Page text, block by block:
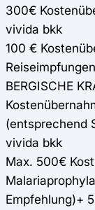
300€
vivida bkk
100 €
BERGISCHE
(entsprechend
vivida bkk
Max. 500€
Empfehlung)+